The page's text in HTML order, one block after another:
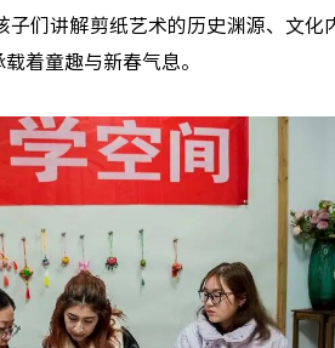
们讲解剪纸艺术的历史渊源、文化
着童趣与新春气息。